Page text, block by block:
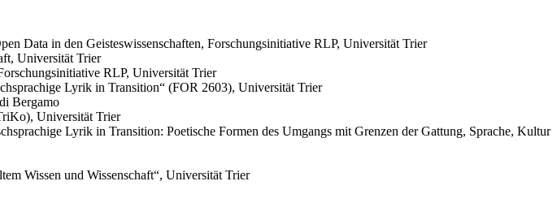
Data in den Geisteswissenschaften, Forschungsinitiative RLP, Universität Trier
Universität Trier
RLP, Universität Trier
Lyrik in Transition“ (FOR 2603), Universität Trier
Bergamo
Universität Trier
Lyrik in Transition: Poetische Formen des Umgangs mit Grenzen der Gattung, Sprache, Kultur
Wissen und Wissenschaft“, Universität Trier